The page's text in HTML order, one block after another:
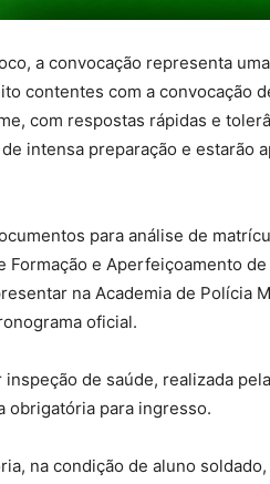
a convocação representa
contentes com a convocação
com respostas rápidas e
intensa preparação e estarão
para análise de
e Aperfeiçoamento de
na Academia de Polícia
oficial.
de saúde, realizada
obrigatória para ingresso.
na condição de aluno